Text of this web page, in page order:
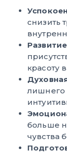
снизить
красоту
лишнего
больше
чувства